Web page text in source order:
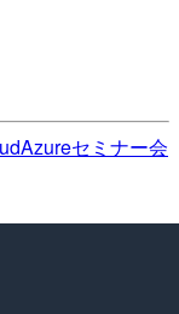
Azureセミナー会